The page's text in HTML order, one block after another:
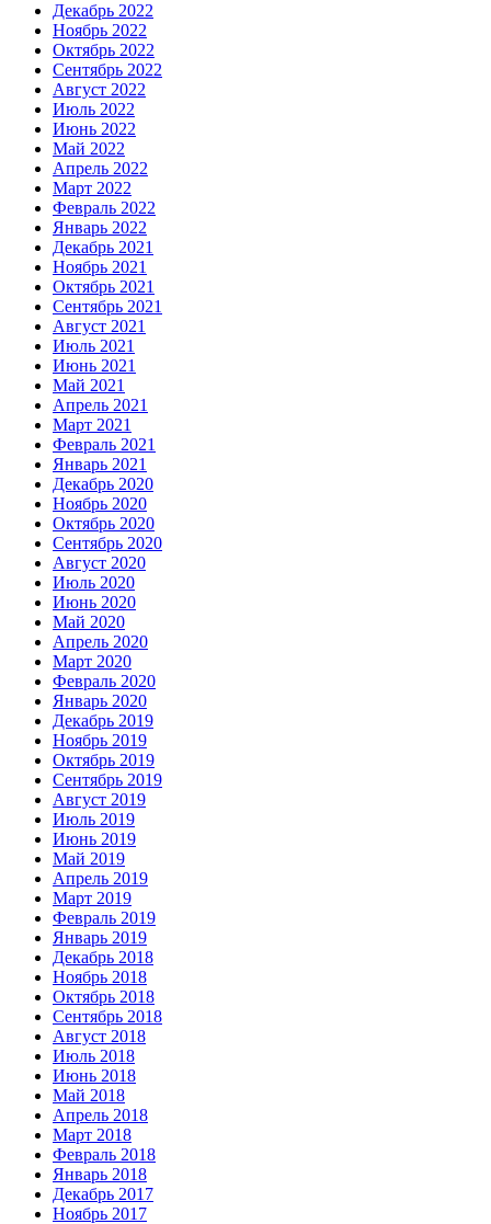
Декабрь 2022
Ноябрь 2022
Октябрь 2022
Сентябрь 2022
Август 2022
Июль 2022
Июнь 2022
Май 2022
Апрель 2022
Март 2022
Февраль 2022
Январь 2022
Декабрь 2021
Ноябрь 2021
Октябрь 2021
Сентябрь 2021
Август 2021
Июль 2021
Июнь 2021
Май 2021
Апрель 2021
Март 2021
Февраль 2021
Январь 2021
Декабрь 2020
Ноябрь 2020
Октябрь 2020
Сентябрь 2020
Август 2020
Июль 2020
Июнь 2020
Май 2020
Апрель 2020
Март 2020
Февраль 2020
Январь 2020
Декабрь 2019
Ноябрь 2019
Октябрь 2019
Сентябрь 2019
Август 2019
Июль 2019
Июнь 2019
Май 2019
Апрель 2019
Март 2019
Февраль 2019
Январь 2019
Декабрь 2018
Ноябрь 2018
Октябрь 2018
Сентябрь 2018
Август 2018
Июль 2018
Июнь 2018
Май 2018
Апрель 2018
Март 2018
Февраль 2018
Январь 2018
Декабрь 2017
Ноябрь 2017